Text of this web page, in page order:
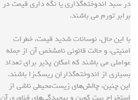
در سبد اندوخته‌گذاری یا نگه داری قیمت در
برابر تورم می باشند.
با این حال، نوسانات شدید قیمت، خطرات
امنیتی، و حالت قانونی نامشخص آن از جمله
عواملی می باشند که امکان پذیر برای تعداد
بسیاری از اندوخته‌گذاران ریسک‌زا باشند.
این چنین، چالش‌های زیست‌محیطی ناشی از
استخراج بیت کوین و پیچیدگی‌های فناوری آن